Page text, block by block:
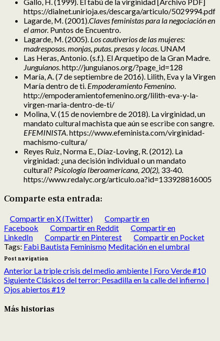
https://dialnet.unirioja.es/descarga/articulo/5029994.pdf
Lagarde, M. (2001).Claves feministas para la negociación en
el amor. Puntos de Encuentro.
Lagarde, M. (2005). Los cautiverios de las mujeres:
madresposas. monjas, putas. presas y locas . UNAM
Las Heras, Antonio. (s.f.). El Arquetipo de la Gran Madre.
Junguianos . http://junguianos.org/?page_id=128
María, A. (7 de septiembre de 2016). Lilith, Eva y la Virgen
María dentro de ti. Empoderamiento Femenino
http://empoderamientofemenino.org/lilith-eva-y-la-
virgen-maria-dentro-de-ti/
Molina, V. (15 de noviembre de 2018). La virginidad, un
mandato cultural machista que aún se escribe con sangre.
EFEMINISTA . https://www.efeminista.com/virginidad-
machismo-cultura/
Reyes Ruiz, Norma E., Díaz-Loving, R. (2012). La
virginidad: ¿una decisión individual o un mandato
cultural? Psicología Iberoamericana, 20(2), 33-40.
https://www.redalyc.org/articulo.oa?id=133928816005
Comparte esta entrada:
Compartir en X (Twitter)
Compartir en
Facebook
Compartir en Reddit
Compartir en
LinkedIn
Compartir en Pinterest
Compartir en Pocket
Tags: Fabi Bautista Feminismo Meditación en el umbral
Post navigation
Anterior La triple crisis del medio ambiente | Foro Verde #10
SiguienteClásicos del terror: Pesadilla en la calle del infierno |
Ojos abiertos #19
Más historias